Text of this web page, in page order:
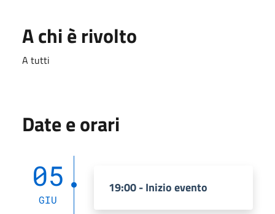
A chi è rivolto
A tutti
Date e orari
05
GIU
19:00 - Inizio evento